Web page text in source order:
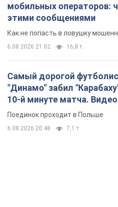
10-й минуте матча. Видео
Поединок проходит в Польше
6.08.2026 20:48 7,1 т.